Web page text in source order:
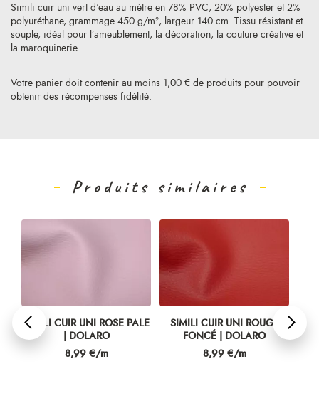
Votre panier doit contenir au moins 1,00 € de produits pour pouvoir
obtenir des récompenses fidélité.
Simili cuir uni vert d'eau au mètre en 78% PVC, 20% polyester et 2%
polyuréthane, grammage 450 g/m², largeur 140 cm. Tissu résistant et
souple, idéal pour l’ameublement, la décoration, la couture créative et
la maroquinerie.
Produits similaires
SIMILI CUIR UNI ROSE PALE
| DOLARO
Prix
8,99 €/m
SIMILI CUIR UNI ROUGE
FONCÉ | DOLARO
Prix
8,99 €/m